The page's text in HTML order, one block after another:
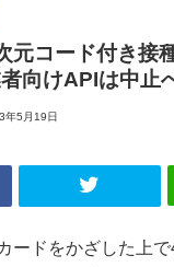
元コード付き接
向けAPIは中止
年5月19日
ードをかざした上